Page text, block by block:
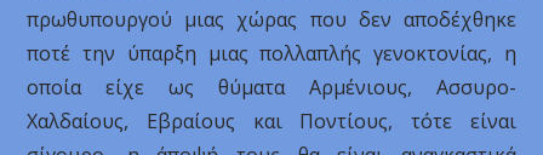
πρωθυπουργού μιας χώρας που δεν αποδέχθηκε
ποτέ την ύπαρξη μιας πολλαπλής γενοκτονίας, η
οποία είχε ως θύματα Αρμένιους, Ασσυρο-
Χαλδαίους, Εβραίους και Ποντίους, τότε είναι